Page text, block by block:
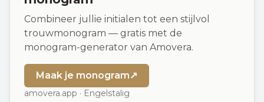
Combineer jullie initialen tot een stijlvol
trouwmonogram — gratis met de
monogram-generator van Amovera.
Maak je monogram↗
amovera.app · Engelstalig